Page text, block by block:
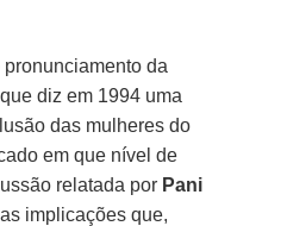
da
diz em 1994 uma
das mulheres do
em que nível de
relatada por Pani
implicações que,